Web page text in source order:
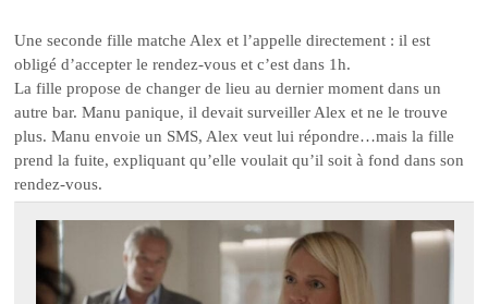
Une seconde fille matche Alex et l’appelle directement : il est
obligé d’accepter le rendez-vous et c’est dans 1h.
La fille propose de changer de lieu au dernier moment dans un
autre bar. Manu panique, il devait surveiller Alex et ne le trouve
plus. Manu envoie un SMS, Alex veut lui répondre…mais la fille
prend la fuite, expliquant qu’elle voulait qu’il soit à fond dans son
rendez-vous.